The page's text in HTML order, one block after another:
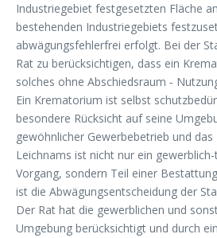
Industriegebiet festgesetzten Fläche
bestehenden Industriegebiets
abwägungsfehlerfrei erfolgt. Bei der
Rat zu berücksichtigen, dass ein
solches ohne Abschiedsraum ‑
Ein Krematorium ist selbst
besondere Rücksicht auf seine
gewöhnlicher Gewerbebetrieb und das
Leichnams ist nicht nur ein
Vorgang, sondern Teil einer
ist die Abwägungsentscheidung der
Der Rat hat die gewerblichen und
Umgebung berücksichtigt und durch